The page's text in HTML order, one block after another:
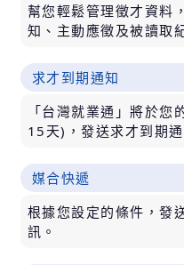
幫您輕鬆管理徵才資料
知、主動應徵及被讀取
求才到期通知
「台灣就業通」將於
15天)，發送求才到期通
媒合快遞
根據您設定的條件，發
訊。